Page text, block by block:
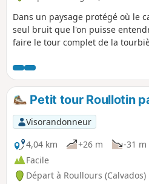
Dans un paysage protégé où le
seul bruit que l'on puisse
faire le tour complet de la
qui la traverse. Attention aux
pas de garde-corps et la tourbe
très acide; la baignade est donc
pour ne pas dire interdite.
Petit tour Roullotin
Visorandonneur
4,04 km
+26 m -31 m
Facile
Départ à Roullours (Calvados)